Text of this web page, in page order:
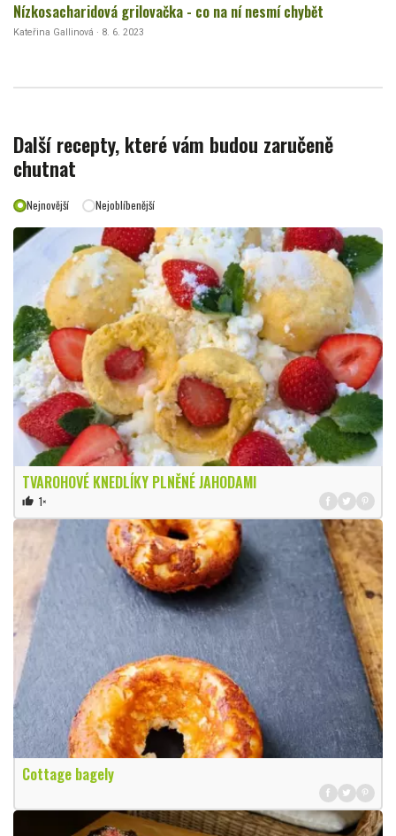
Nízkosacharidová grilovačka - co na ní nesmí chybět
Kateřina Gallinová · 8. 6. 2023
Další recepty, které vám budou zaručeně
chutnat
Nejnovější Nejoblíbenější
TVAROHOVÉ KNEDLÍKY PLNĚNÉ JAHODAMI
thumb_up 1×
Cottage bagely